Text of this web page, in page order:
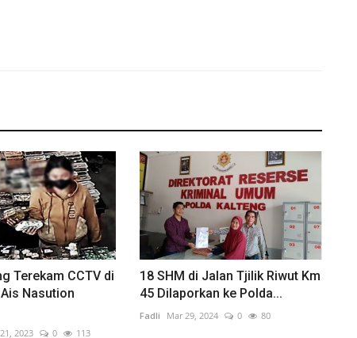
Terekam CCTV di
Nasution
2023 0 113
18 SHM di Jalan Tjilik Riwut Km
45 Dilaporkan ke Polda...
Fadli Mar 29, 2024 0 80